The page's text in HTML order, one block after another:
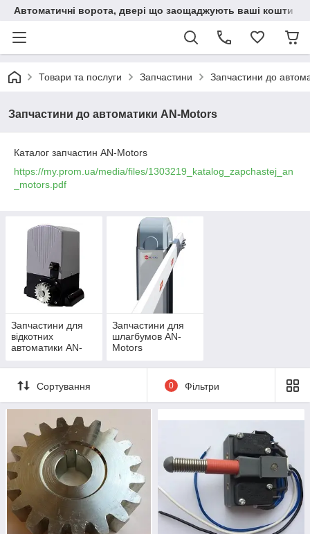
Автоматичні ворота, двері що заощаджують ваші кошти
Товари та послуги Запчастини Запчастини до
Запчастини до автоматики AN-Motors
Каталог запчастин AN-Motors
https://my.prom.ua/media/files/1303219_katalog_zapchastej_an
_motors.pdf
Запчастини для
відкотних
автоматики AN-
Запчастини для
шлагбумов AN-
Motors
Сортування 0 Фільтри